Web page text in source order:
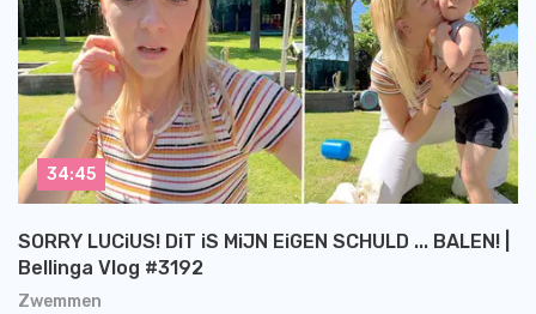
Zwemmen
SORRY LUCiUS! DiT iS MiJN EiGEN SCHULD ... BALEN! |
Bellinga Vlog #3192
34:45